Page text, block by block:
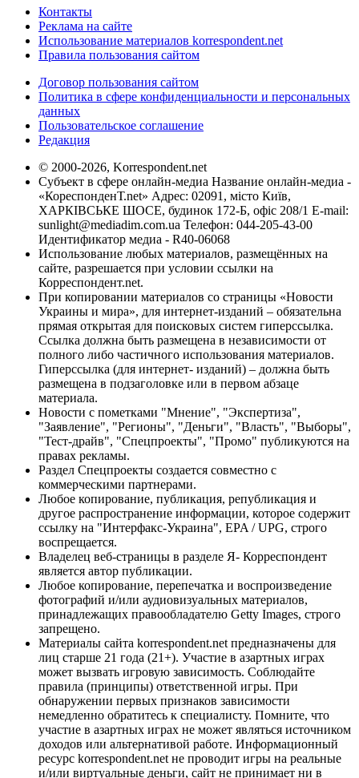
Контакты
Реклама на сайте
Использование материалов korrespondent.net
Правила пользования сайтом
Договор пользования сайтом
Политика в сфере конфиденциальности и персональных
данных
Пользовательское соглашение
Редакция
© 2000-2026, Korrespondent.net
Субъект в сфере онлайн-медиа Название онлайн-медиа -
«КореспонденТ.net» Адрес: 02091, місто Київ,
ХАРКІВСЬКЕ ШОСЕ, будинок 172-Б, офіс 208/1 E-mail:
sunlight@mediadim.com.ua Телефон: 044-205-43-00
Идентификатор медиа - R40-06068
Использование любых материалов, размещённых на
сайте, разрешается при условии ссылки на
Корреспондент.net.
При копировании материалов со страницы «Новости
Украины и мира», для интернет-изданий – обязательна
прямая открытая для поисковых систем гиперссылка.
Ссылка должна быть размещена в независимости от
полного либо частичного использования материалов.
Гиперссылка (для интернет- изданий) – должна быть
размещена в подзаголовке или в первом абзаце
материала.
Новости с пометками "Мнение", "Экспертиза",
"Заявление", "Регионы", "Деньги", "Власть", "Выборы",
"Тест-драйв", "Спецпроекты", "Промо" публикуются на
правах рекламы.
Раздел Спецпроекты создается совместно с
коммерческими партнерами.
Любое копирование, публикация, републикация и
другое распространение информации, которое содержит
ссылку на "Интерфакс-Украина", EPA / UPG, строго
воспрещается.
Владелец веб-страницы в разделе Я- Корреспондент
является автор публикации.
Любое копирование, перепечатка и воспроизведение
фотографий и/или аудиовизуальных материалов,
принадлежащих правообладателю Getty Images, строго
запрещено.
Материалы сайта korrespondent.net предназначены для
лиц старше 21 года (21+). Участие в азартных играх
может вызвать игровую зависимость. Соблюдайте
правила (принципы) ответственной игры. При
обнаружении первых признаков зависимости
немедленно обратитесь к специалисту. Помните, что
участие в азартных играх не может являться источником
доходов или альтернативой работе. Информационный
ресурс korrespondent.net не проводит игры на реальные
и/или виртуальные деньги, сайт не принимает ни в